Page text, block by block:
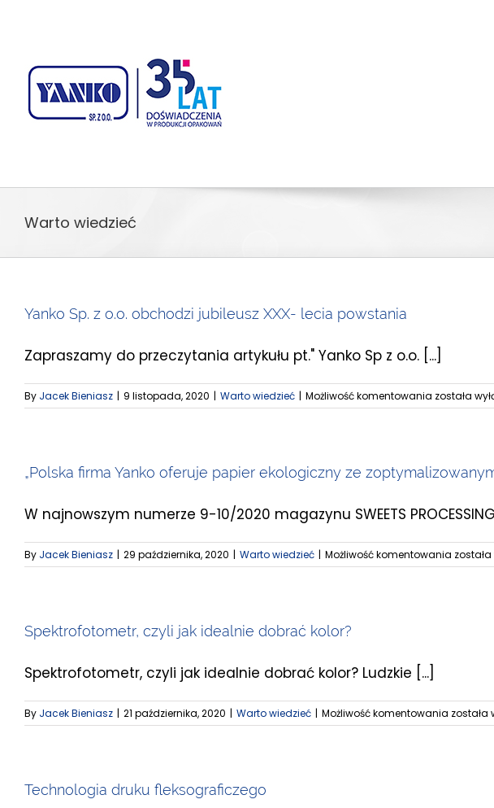
Warto wiedzieć
Yanko Sp. z o.o. obchodzi jubileusz XXX- lecia powstania
Zapraszamy do przeczytania artykułu pt." Yanko Sp z o.o. [...]
By Jacek Bieniasz | 9 listopada, 2020 | Warto wiedzieć | Możliwość komentowania Yanko
Sp.
jubileusz
powstania
została
„Polska firma Yanko oferuje papier ekologiczny ze
W najnowszym numerze 9-10/2020 magazynu SWEETS
By Jacek Bieniasz | 29 października, 2020 | Warto wiedzieć | Możliwość komentowania „Polska
firma
Spektrofotometr, czyli jak idealnie dobrać kolor?
Spektrofotometr, czyli jak idealnie dobrać kolor? Ludzkie [...]
By Jacek Bieniasz | 21 października, 2020 | Warto wiedzieć | Możliwość komentowania
czyli
została
Technologia druku fleksograficzego